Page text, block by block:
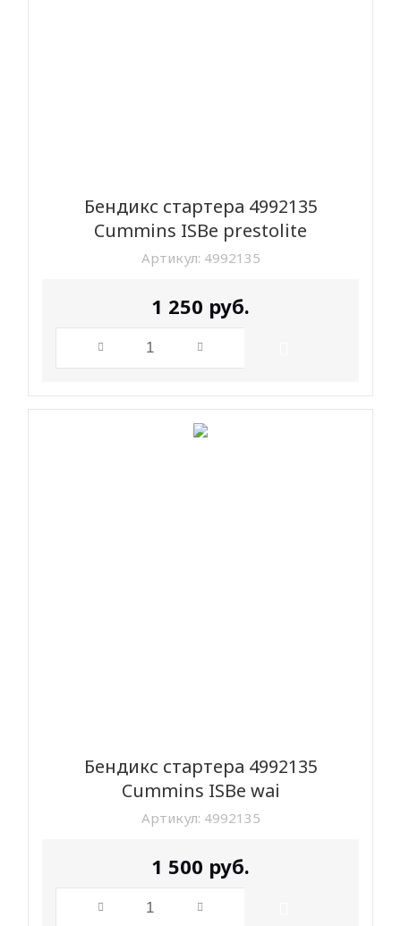
Бендикс стартера 4992135
Cummins ISBe prestolite
Артикул: 4992135
1 250 руб.
Бендикс стартера 4992135
Cummins ISBe wai
Артикул: 4992135
1 500 руб.